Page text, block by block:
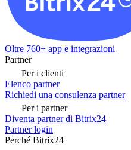
Oltre 760+ app e integrazioni
Partner
Per i clienti
Elenco partner
Richiedi una consulenza partner
Per i partner
Diventa partner di Bitrix24
Partner login
Perché Bitrix24